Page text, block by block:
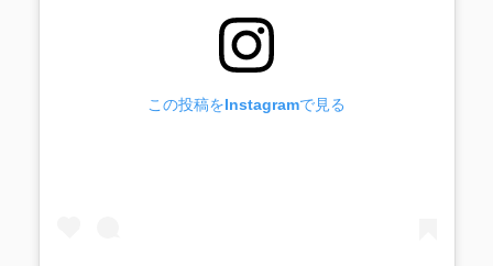
この投稿をInstagramで見る